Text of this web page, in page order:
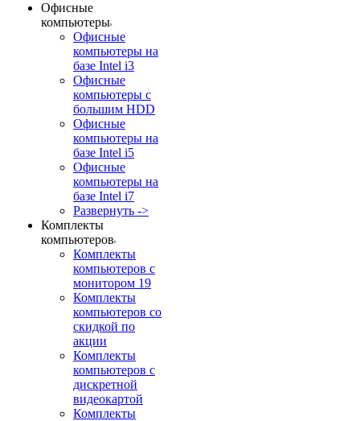
Офисные
компьютеры
Офисные
компьютеры на
базе Intel i3
Офисные
компьютеры с
большим HDD
Офисные
компьютеры на
базе Intel i5
Офисные
компьютеры на
базе Intel i7
Развернуть ->
Комплекты
компьютеров
Комплекты
компьютеров с
монитором 19
Комплекты
компьютеров со
скидкой по
акции
Комплекты
компьютеров с
дискретной
видеокартой
Комплекты